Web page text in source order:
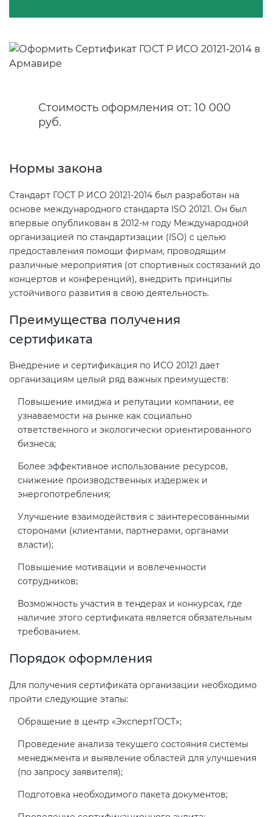
Стоимость оформления от: 10 000
руб.
Нормы закона
Стандарт ГОСТ Р ИСО 20121-2014 был разработан на
основе международного стандарта ISO 20121. Он был
впервые опубликован в 2012-м году Международной
организацией по стандартизации (ISO) с целью
предоставления помощи фирмам, проводящим
различные мероприятия (от спортивных состязаний до
концертов и конференций), внедрить принципы
устойчивого развития в свою деятельность.
Преимущества получения
сертификата
Внедрение и сертификация по ИСО 20121 дает
организациям целый ряд важных преимуществ:
Повышение имиджа и репутации компании, ее
узнаваемости на рынке как социально
ответственного и экологически ориентированного
бизнеса;
Более эффективное использование ресурсов,
снижение производственных издержек и
энергопотребления;
Улучшение взаимодействия с заинтересованными
сторонами (клиентами, партнерами, органами
власти);
Повышение мотивации и вовлеченности
сотрудников;
Возможность участия в тендерах и конкурсах, где
наличие этого сертификата является обязательным
требованием.
Порядок оформления
Для получения сертификата организации необходимо
пройти следующие этапы:
Обращение в центр «ЭкспертГОСТ»;
Проведение анализа текущего состояния системы
менеджмента и выявление областей для улучшения
(по запросу заявителя);
Подготовка необходимого пакета документов;
Сертификация бытовой техники
Сертификация легкой
промышленности
Сертификация мебели
Сертификация импортной
Сертификация для
маркетплейсов
Сертификация детских товаров
товаров
Остальное
БАДы
Сертификат ГОСТ Р ИСО/МЭК
Сертификат ГОСТ Р ИСО 26000-
Сертификат ГОСТ Р ИСО/МЭК
27001-2021
Сертификат на ИСМ
Регистрация товарного знака
Регистрация товарного знака
Регистрация товарного знака
(торговой марки) в Роспатенте
Заключение ФСТЭК
Декларация связи Минцифры
014/2011)
средах (ТР ТС 012/2011)
О требованиях к средствам
обеспечения пожарной
безопасности и пожаротушения
Декларация соответствия ТР ТС
004/2011
Декларирование косметики (ТР
по схеме 5Д (ТР ТС 010)
Декларирование пищевой
Декларирование алкогольной
Декларирование
совместимости (ТР ТС 020)
Сертификация детских товаров
(ТР ТС 007)
Сертификация товаров легкой
Сертификация промышленного
оборудования (ТР ТС 010)
Сертификация средств
индивидуальной защиты (ТР ТС